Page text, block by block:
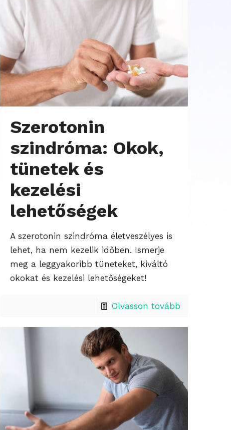
Szerotonin
szindróma: Okok,
tünetek és
kezelési
lehetőségek
A szerotonin szindróma életveszélyes is
lehet, ha nem kezelik időben. Ismerje
meg a leggyakoribb tüneteket, kiváltó
okokat és kezelési lehetőségeket!
Olvasson tovább